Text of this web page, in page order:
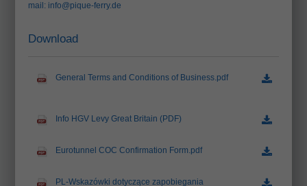
mail: info@pique-ferry.de
Download
General Terms and Conditions of Business.pdf
Info HGV Levy Great Britain (PDF)
Eurotunnel COC Confirmation Form.pdf
PL-Wskazówki dotyczące zapobiegania